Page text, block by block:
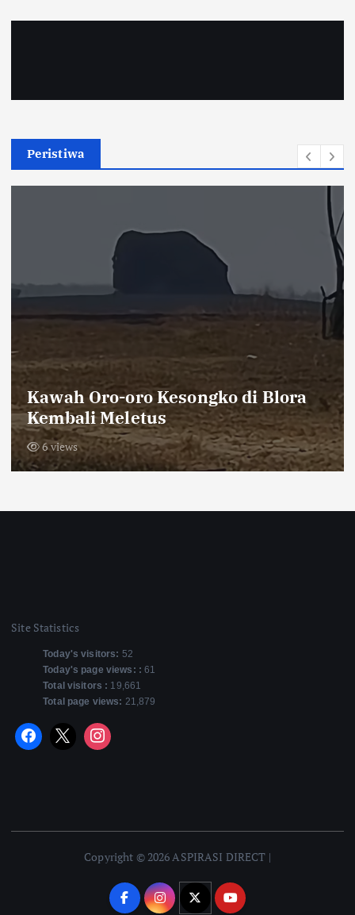
Peristiwa
Khutbah Jumat Ingatkan Jamaah
tentang Keterbatasan Waktu dan
Pentingnya Amal Saleh
6 views
Site Statistics
Today's visitors: 52
Today's page views: :61
Total visitors : 19,661
Total page views: 21,879
Copyright © 2026 ASPIRASI DIRECT |